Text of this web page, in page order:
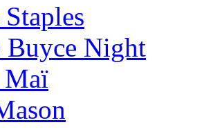
Buyce Night
Maï